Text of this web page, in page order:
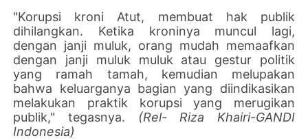
"Korupsi kroni Atut, membuat hak publik
dihilangkan. Ketika kroninya muncul lagi,
dengan janji muluk, orang mudah memaafkan
dengan janji muluk muluk atau gestur politik
yang ramah tamah, kemudian melupakan
bahwa keluarganya bagian yang diindikasikan
melakukan praktik korupsi yang merugikan
publik," tegasnya.
(Rel- Riza Khairi-GANDI
Indonesia)